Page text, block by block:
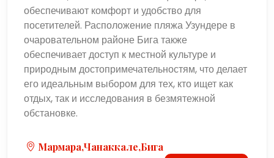
обеспечивают комфорт и удобство для
посетителей. Расположение пляжа Узундере в
очаровательном районе Бига также
обеспечивает доступ к местной культуре и
природным достопримечательностям, что делает
его идеальным выбором для тех, кто ищет как
отдых, так и исследования в безмятежной
обстановке.
Мармара,Чанаккале,Бига